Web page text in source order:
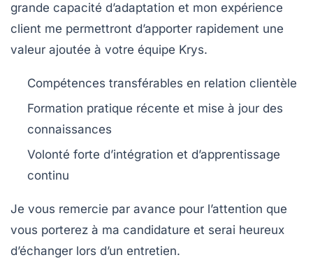
grande capacité d’adaptation et mon expérience
client me permettront d’apporter rapidement une
valeur ajoutée à votre équipe Krys.
Compétences transférables en relation clientèle
Formation pratique récente et mise à jour des
connaissances
Volonté forte d’intégration et d’apprentissage
continu
Je vous remercie par avance pour l’attention que
vous porterez à ma candidature et serai heureux
d’échanger lors d’un entretien.